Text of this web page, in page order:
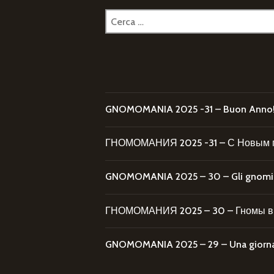
Ricerca
per:
GNOMOMANIA 2025 -31 – Buon Anno!
ГНОМОМАНИЯ 2025 -31 – С Новым
GNOMOMANIA 2025 – 30 – Gli
ГНОМОМАНИЯ 2025 – 30 – Гномы в
GNOMOMANIA 2025 – 29 – Una